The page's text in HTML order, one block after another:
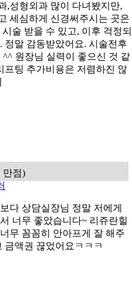
,성형외과 많이 다녀봤지만,
세심하게 신경써주시는 곳은
술 받을 수 있고, 이후 걱정되
정말 감동받았어요. 시술전후
원장님 실력이 좋으신 것 같
프팅 추가비용은 저렴하진 않
만점)
다 상담실장님 정말 저에게
너무 좋았습니다~ 리쥬란힐
무 꼼꼼히 안아프게 잘 해주
금액권 끊었어요ㅋㅋㅋ